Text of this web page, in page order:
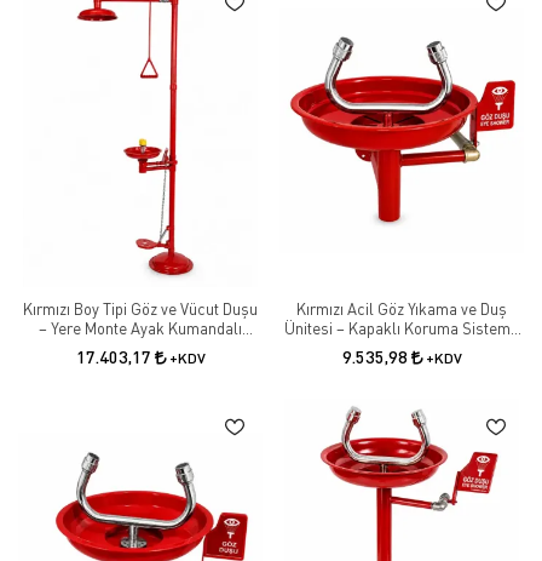
Kırmızı Boy Tipi Göz ve Vücut Duşu
– Yere Monte Ayak Kumandalı
Galvaniz Güvenlik Duşu
17.403,17 +KDV
Kırmızı Acil Göz Yıkama ve Duş
Ünitesi – Kapaklı Koruma Sistemli
Güvenlik Duşu
9.535,98 +KDV